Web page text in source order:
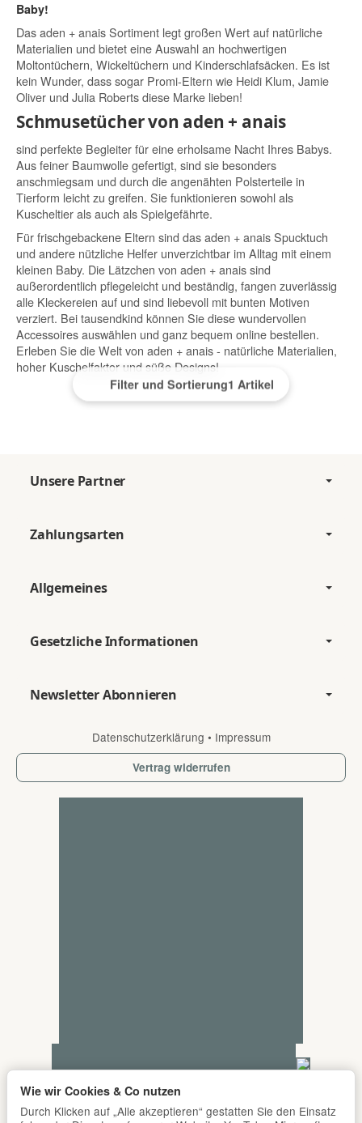
Filter und Sortierung1 Artikel
Baby!
Das aden + anais Sortiment legt großen Wert auf natürliche
Materialien und bietet eine Auswahl an hochwertigen
Moltontüchern, Wickeltüchern und Kinderschlafsäcken. Es ist
kein Wunder, dass sogar Promi-Eltern wie Heidi Klum, Jamie
Oliver und Julia Roberts diese Marke lieben!
Schmusetücher von aden + anais
sind perfekte Begleiter für eine erholsame Nacht Ihres Babys.
Aus feiner Baumwolle gefertigt, sind sie besonders
anschmiegsam und durch die angenähten Polsterteile in
Tierform leicht zu greifen. Sie funktionieren sowohl als
Kuscheltier als auch als Spielgefährte.
Für frischgebackene Eltern sind das aden + anais Spucktuch
und andere nützliche Helfer unverzichtbar im Alltag mit einem
kleinen Baby. Die Lätzchen von aden + anais sind
außerordentlich pflegeleicht und beständig, fangen zuverlässig
alle Kleckereien auf und sind liebevoll mit bunten Motiven
verziert. Bei tausendkind können Sie diese wundervollen
Accessoires auswählen und ganz bequem online bestellen.
Erleben Sie die Welt von aden + anais - natürliche Materialien,
hoher Kuschelfaktor und süße Designs!
Unsere Partner
Zahlungsarten
Allgemeines
Gesetzliche Informationen
Newsletter Abonnieren
Datenschutzerklärung • Impressum
Vertrag widerrufen
Wie wir Cookies & Co nutzen
Durch Klicken auf „Alle akzeptieren“ gestatten Sie den Einsatz